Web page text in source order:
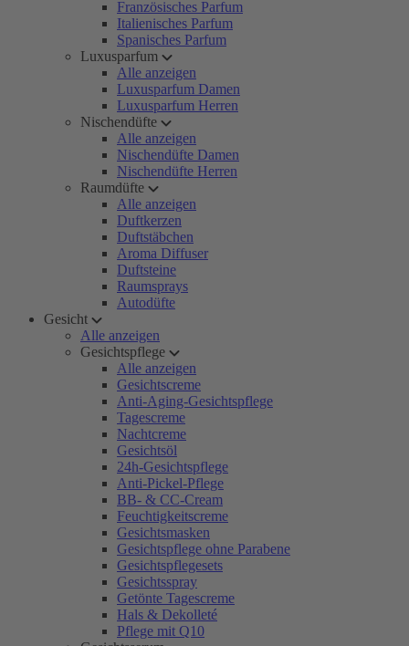
Französisches Parfum
Italienisches Parfum
Spanisches Parfum
Luxusparfum
Alle anzeigen
Luxusparfum Damen
Luxusparfum Herren
Nischendüfte
Alle anzeigen
Nischendüfte Damen
Nischendüfte Herren
Raumdüfte
Alle anzeigen
Duftkerzen
Duftstäbchen
Aroma Diffuser
Duftsteine
Raumsprays
Autodüfte
Gesicht
Alle anzeigen
Gesichtspflege
Alle anzeigen
Gesichtscreme
Anti-Aging-Gesichtspflege
Tagescreme
Nachtcreme
Gesichtsöl
24h-Gesichtspflege
Anti-Pickel-Pflege
BB- & CC-Cream
Feuchtigkeitscreme
Gesichtsmasken
Gesichtspflege ohne Parabene
Gesichtspflegesets
Gesichtsspray
Getönte Tagescreme
Hals & Dekolleté
Pflege mit Q10